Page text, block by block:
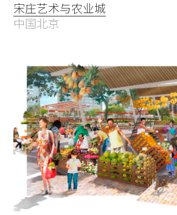
宋庄艺术与农业城
中国北京